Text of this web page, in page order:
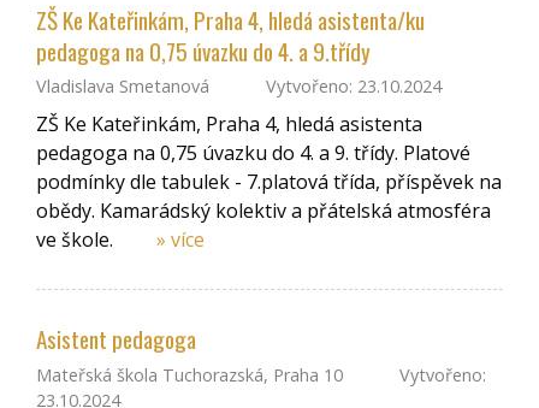
ZŠ Ke Kateřinkám, Praha 4, hledá asistenta/ku
pedagoga na 0,75 úvazku do 4. a 9.třídy
Vladislava Smetanová Vytvořeno: 23.10.2024
ZŠ Ke Kateřinkám, Praha 4, hledá asistenta
pedagoga na 0,75 úvazku do 4. a 9. třídy. Platové
podmínky dle tabulek - 7.platová třída, příspěvek na
obědy. Kamarádský kolektiv a přátelská atmosféra
ve škole.
» více
Asistent pedagoga
Mateřská škola Tuchorazská, Praha 10
Vytvořeno:
23.10.2024